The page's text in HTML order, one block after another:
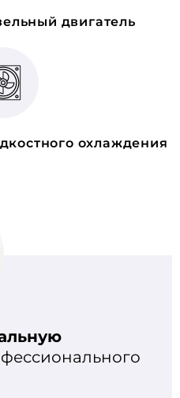
двигатель
охлаждения